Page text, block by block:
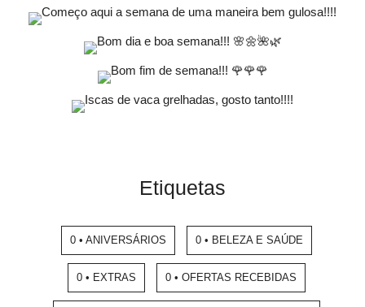
Etiquetas
0 • ANIVERSÁRIOS 0 • BELEZA E SAÚDE
0 • EXTRAS 0 • OFERTAS RECEBIDAS